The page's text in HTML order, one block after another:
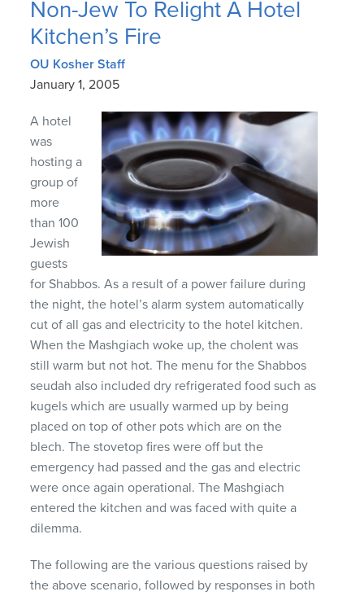
Non-Jew To Relight A Hotel
Kitchen’s Fire
OU Kosher Staff
January 1, 2005
A hotel
was
hosting a
group of
more
than 100
Jewish
guests
for Shabbos. As a result of a power failure during
the night, the hotel’s alarm system automatically
cut of all gas and electricity to the hotel kitchen.
When the Mashgiach woke up, the cholent was
still warm but not hot. The menu for the Shabbos
seudah also included dry refrigerated food such as
kugels which are usually warmed up by being
placed on top of other pots which are on the
blech. The stovetop fires were off but the
emergency had passed and the gas and electric
were once again operational. The Mashgiach
entered the kitchen and was faced with quite a
dilemma.
The following are the various questions raised by
the above scenario, followed by responses in both